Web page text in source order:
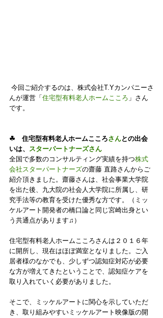
んが運営「 住宅型有料老人ホームこころ 」さん
です。
☘　住宅型有料老人ホームこころさんとの出会
いは、 スターパートナーズさん
全国で多数のコンサルティング実績を持つ株式
会社スターパートナーズの齋藤 直路さんからご
紹介頂きました。齋藤さんは、社会事業大学院
を出た後、九大院の社会人大学院に所属し、研
究手法等の教育を受けた優秀な方です。（ミッ
ケルアート開発者の橋口論と同じ宮崎出身とい
う共通点があります♫）
住宅型有料老人ホームこころさんは２０１６年
に開所し、現在はほぼ満室となりました。ご入
居者様のなかでも、少しずつ認知症対応が必要
な方が増えてきたということで、認知症ケアを
取り入れていく必要がありました。
そこで、ミッケルアートに関心を示していただ
き、取り組みやすいミッケルアート映像版の開